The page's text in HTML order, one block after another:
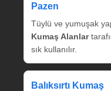
Pazen
Tüylü ve yumuşak
Kumaş Alanlar
sık kullanılır.
Balıksırtı Kumaş